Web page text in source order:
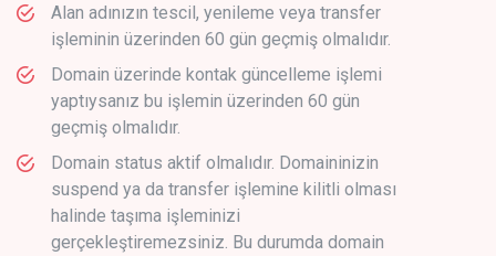
Alan adınızın tescil, yenileme veya transfer
işleminin üzerinden 60 gün geçmiş olmalıdır.
Domain üzerinde kontak güncelleme işlemi
yaptıysanız bu işlemin üzerinden 60 gün
geçmiş olmalıdır.
Domain status aktif olmalıdır. Domaininizin
suspend ya da transfer işlemine kilitli olması
halinde taşıma işleminizi
gerçekleştiremezsiniz. Bu durumda domain